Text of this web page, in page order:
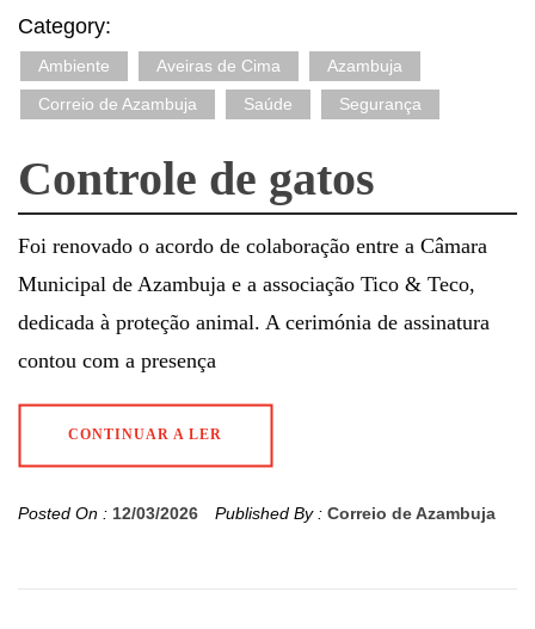
Category:
Ambiente Aveiras de Cima
Azambuja
Correio de Azambuja
Saúde Segurança
Controle de gatos
Foi renovado o acordo de colaboração entre a Câmara
Municipal de Azambuja e a associação Tico & Teco,
dedicada à proteção animal. A cerimónia de assinatura
contou com a presença
CONTINUAR A LER
Posted On : 12/03/2026 Published By : Correio de Azambuja